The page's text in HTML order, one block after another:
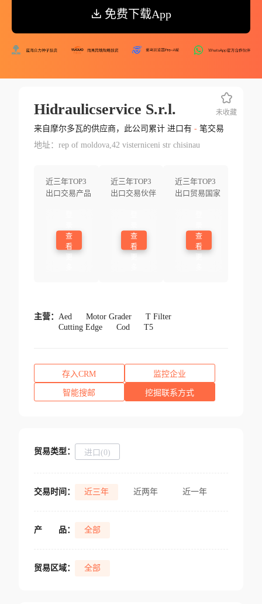
免费下载App
Hidraulicservice S.r.l.
来自摩尔多瓦的供应商，此公司累计 进口有 -笔交易
地址：rep of moldova,42 visterniceni str chisinau
近三年TOP3
出口交易产品
查
看
近三年TOP3
出口交易伙伴
查
看
近三年TOP3
出口贸易国家
查
看
未收藏
主营： Aed Motor Grader
T Filter
Cutting Edge
Cod T5
存入CRM 监控企业
智能搜邮 挖掘联系方式
贸易类型： 进口(0)
交易时间： 近三年 近两年 近一年
产 品： 全部
贸易区域： 全部